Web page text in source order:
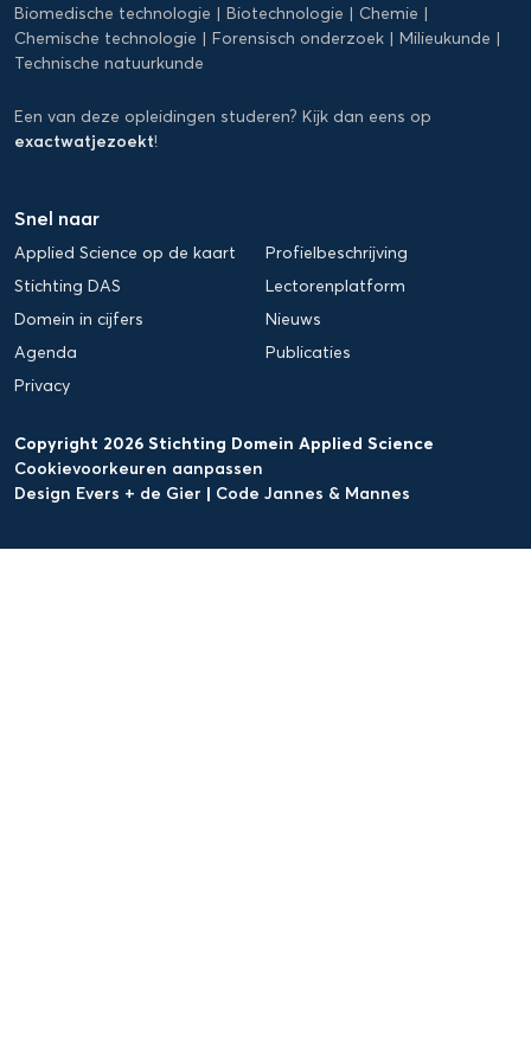
Biomedische technologie
Biotechnologie
Chemie
Chemische technologie
Forensisch onderzoek
Milieukunde
Technische natuurkunde
Een van deze opleidingen studeren? Kijk dan eens op
exactwatjezoekt!
Snel naar
Applied Science op de kaart
Profielbeschrijving
Stichting DAS
Lectorenplatform
Domein in cijfers
Nieuws
Agenda
Publicaties
Privacy
Copyright 2026 Stichting Domein Applied Science
Cookievoorkeuren aanpassen
Design Evers + de Gier | Code Jannes & Mannes